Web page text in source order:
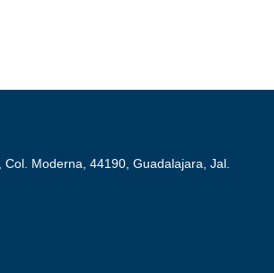
Col. Moderna, 44190, Guadalajara, Jal.